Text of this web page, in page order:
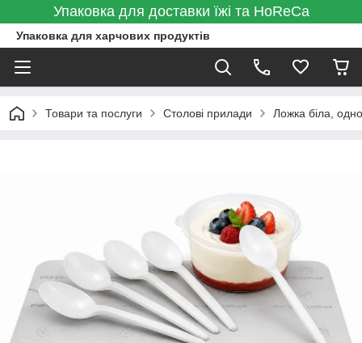
Упаковка для доставки їжі та HoReCa
Упаковка для харчових продуктів
Товари та послуги Столові прилади Ложка біла,